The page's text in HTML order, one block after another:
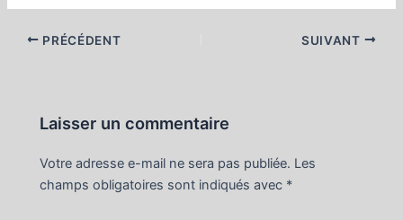
NavigationPRÉCÉDENT SUIVANT
Laisser un commentaire
Votre adresse e-mail ne sera pas publiée. Les
champs obligatoires sont indiqués avec *